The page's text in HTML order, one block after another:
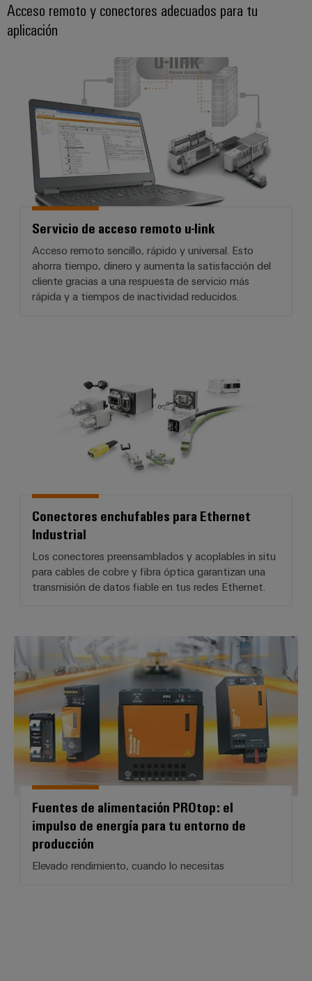
Acceso remoto y conectores adecuados para tu
aplicación
Servicio de acceso remoto u-link
Servicio de acceso remoto u-link
Acceso remoto sencillo, rápido y universal. Esto
ahorra tiempo, dinero y aumenta la satisfacción del
cliente gracias a una respuesta de servicio más
rápida y a tiempos de inactividad reducidos.
Conectores enchufables para Ethernet
Industrial
Los conectores preensamblados y acoplables in situ
para cables de cobre y fibra óptica garantizan una
transmisión de datos fiable en tus redes Ethernet.
Fuentes de alimentación
Fuentes de alimentación PROtop: el
impulso de energía para tu entorno de
producción
Elevado rendimiento, cuando lo necesitas